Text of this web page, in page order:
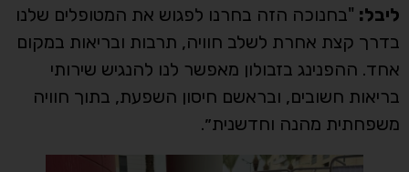
ליבל: "בחנוכה הזה בחרנו לפגוש את המטופלים שלנו
בדרך קצת אחרת לשלב חוויה, תרבות ובריאות במקום
אחד. ההפנינג בזבולון מאפשר לנו להנגיש שירותי
בריאות חשובים, ובראשם חיסון השפעת, בתוך חוויה
משפחתית מהנה וחדשנית״.